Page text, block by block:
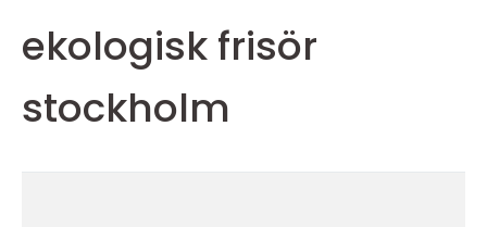
ekologisk frisör
stockholm